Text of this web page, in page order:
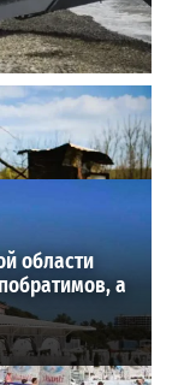
ли Одесса
области
а